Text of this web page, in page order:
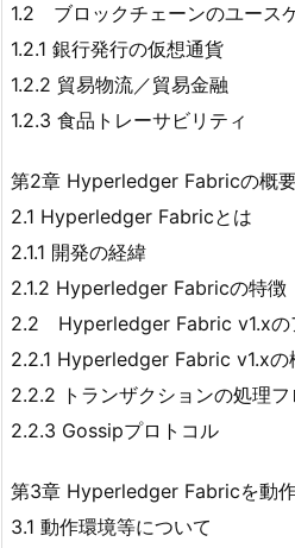
1.2 ブロックチェーンのユース
1.2.1 銀行発行の仮想通貨
1.2.2 貿易物流／貿易金融
1.2.3 食品トレーサビリティ
第2章 Hyperledger Fabricの概
2.1 Hyperledger Fabricとは
2.1.1 開発の経緯
2.1.2 Hyperledger Fabricの特徴
2.2 Hyperledger Fabric v1.xの
2.2.1 Hyperledger Fabric v1.xの
2.2.2 トランザクションの処理フ
2.2.3 Gossipプロトコル
第3章 Hyperledger Fabricを動
3.1 動作環境等について